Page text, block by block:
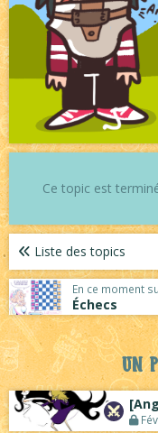
Ce topic est
Liste des topics
En ce moment
Échecs
Un